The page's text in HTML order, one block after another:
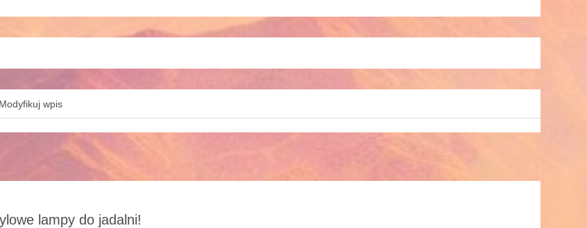
Modyfikuj wpis
lampy do jadalni!